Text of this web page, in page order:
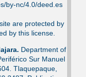
by-nc/4.0/deed.es
are protected by
by this license.
Department of
Sur Manuel
Tlaquepaque,